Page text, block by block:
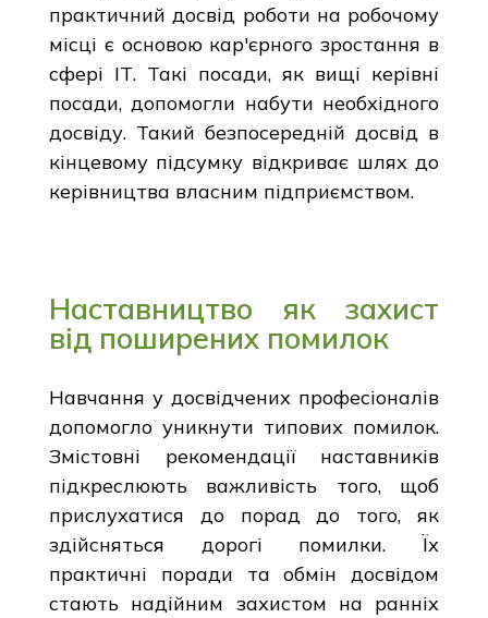
практичний досвід роботи на робочому
місці є основою кар'єрного зростання в
сфері ІТ. Такі посади, як вищі керівні
посади, допомогли набути необхідного
досвіду. Такий безпосередній досвід в
кінцевому підсумку відкриває шлях до
керівництва власним підприємством.
Наставництво як захист
від поширених помилок
Навчання у досвідчених професіоналів
допомогло уникнути типових помилок.
Змістовні рекомендації наставників
підкреслюють важливість того, щоб
прислухатися до порад до того, як
здійсняться дорогі помилки. Їх
практичні поради та обмін досвідом
стають надійним захистом на ранніх